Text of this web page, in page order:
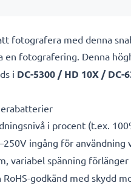
fotografera med denna
fotografering. Denna
i DC-5300 / HD 10X / DC-
i procent (t.ex.
ingång för användning
variabel spänning
RoHS-godkänd med skydd